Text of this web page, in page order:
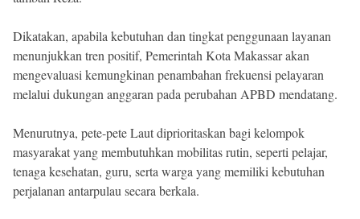
Dikatakan, apabila kebutuhan dan tingkat penggunaan layanan
menunjukkan tren positif, Pemerintah Kota Makassar akan
mengevaluasi kemungkinan penambahan frekuensi pelayaran
melalui dukungan anggaran pada perubahan APBD mendatang.
Menurutnya, pete-pete Laut diprioritaskan bagi kelompok
masyarakat yang membutuhkan mobilitas rutin, seperti pelajar,
tenaga kesehatan, guru, serta warga yang memiliki kebutuhan
perjalanan antarpulau secara berkala.